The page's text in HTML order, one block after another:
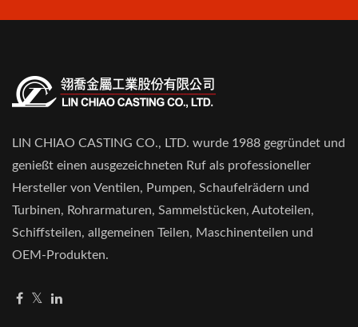
LIN CHIAO CASTING CO., LTD. wurde 1988 gegründet und
genießt einen ausgezeichneten Ruf als professioneller
Hersteller von Ventilen, Pumpen, Schaufelrädern und
Turbinen, Rohrarmaturen, Sammelstücken, Autoteilen,
Schiffsteilen, allgemeinen Teilen, Maschinenteilen und
OEM-Produkten.